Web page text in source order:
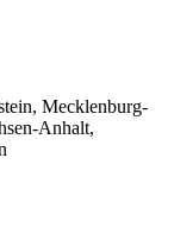
Mecklenburg-
Anhalt,